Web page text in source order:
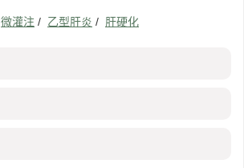
微灌注 / 乙型肝炎 / 肝硬化